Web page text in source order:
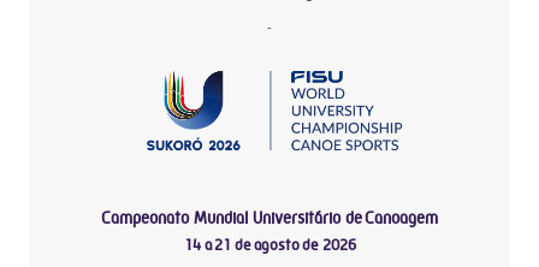
-
Campeonato Mundial Universitário de Canoagem
14 a 21 de agosto de 2026